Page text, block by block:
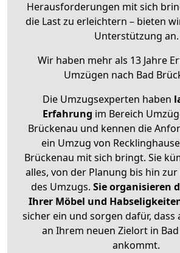
Herausforderungen mit sich
die Last zu erleichtern – bieten
Unterstützung an.
Wir haben mehr als 13 Jahre
Umzügen nach Bad
Die Umzugsexperten haben
Erfahrung im Bereich
Brückenau und kennen die
ein Umzug von
Brückenau mit sich bringt. Sie
alles, von der Planung bis hin
des Umzugs. Sie organisieren
Ihrer Möbel und
sicher ein und sorgen dafür, dass
an Ihrem neuen Zielort in
ankommt.